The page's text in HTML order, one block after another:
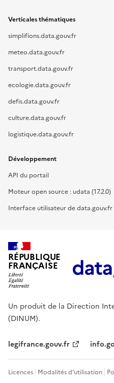
Verticales thématiques
simplifions.data.gouv.fr
meteo.data.gouv.fr
transport.data.gouv.fr
ecologie.data.gouv.fr
defis.data.gouv.fr
culture.data.gouv.fr
logistique.data.gouv.fr
Développement
API du portail
Moteur open source : udata (17.2.0)
Interface utilisateur de
RÉPUBLIQUE
FRANÇAISE
Un produit de la Direction
(DINUM).
legifrance.gouv.fr
Licences Modalités d'utilisation